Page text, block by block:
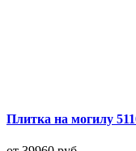
Плитка на могилу